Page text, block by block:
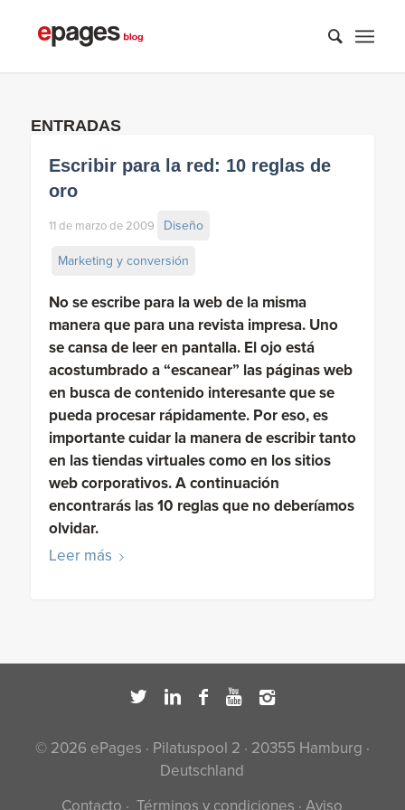
ENTRADAS
Escribir para la red: 10 reglas de
oro
11 de marzo de 2009 Diseño
Marketing y conversión
No se escribe para la web de la misma
manera que para una revista impresa. Uno
se cansa de leer en pantalla. El ojo está
acostumbrado a “escanear” las páginas web
en busca de contenido interesante que se
pueda procesar rápidamente. Por eso, es
importante cuidar la manera de escribir tanto
en las tiendas virtuales como en los sitios
web corporativos. A continuación
encontrarás las 10 reglas que no deberíamos
olvidar.
Leer más
© 2026 ePages · Pilatuspool 2 · 20355 Hamburg ·
Deutschland
Contacto · Términos y condiciones ·Aviso